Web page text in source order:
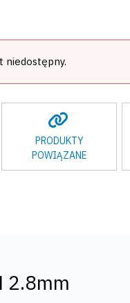
PRODUKTY
POWIĄZANE
2.8mm